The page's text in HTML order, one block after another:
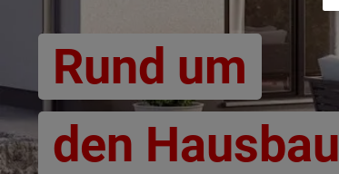
Rund um
den Hausbau